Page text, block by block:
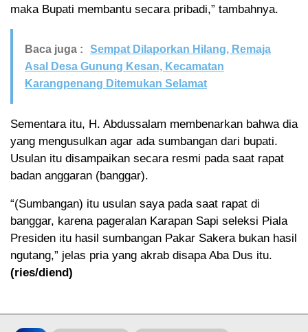
maka Bupati membantu secara pribadi,” tambahnya.
Baca juga :
Sempat Dilaporkan Hilang, Remaja
Asal Desa Gunung Kesan, Kecamatan
Karangpenang Ditemukan Selamat
Sementara itu, H. Abdussalam membenarkan bahwa dia
yang mengusulkan agar ada sumbangan dari bupati.
Usulan itu disampaikan secara resmi pada saat rapat
badan anggaran (banggar).
“(Sumbangan) itu usulan saya pada saat rapat di
banggar, karena pageralan Karapan Sapi seleksi Piala
Presiden itu hasil sumbangan Pakar Sakera bukan hasil
ngutang,” jelas pria yang akrab disapa Aba Dus itu.
(ries/diend)